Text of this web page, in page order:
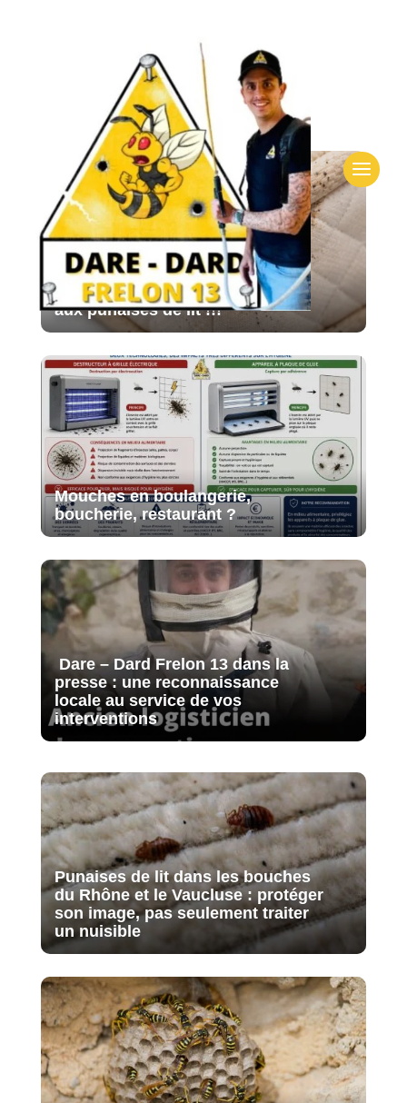
Articles similaires
Les voyageurs arrivent Attention
aux punaises de lit !!!
Mouches en boulangerie,
boucherie, restaurant ?
Dare – Dard Frelon 13 dans la
presse : une reconnaissance
locale au service de vos
interventions
Punaises de lit dans les bouches
du Rhône et le Vaucluse : protéger
son image, pas seulement traiter
un nuisible